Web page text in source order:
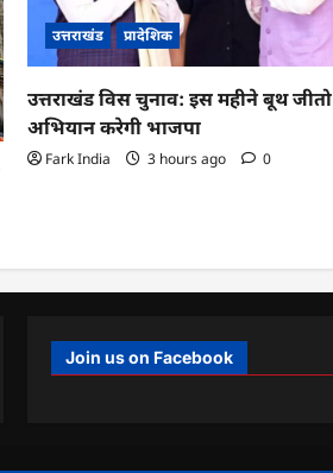
उत्तराखंड प्रादेशिक
उत्तराखंड विस चुनाव: इस महीने बूथ जीतो
अभियान करेगी भाजपा
Fark India 3 hours ago 0
Join us on Facebook